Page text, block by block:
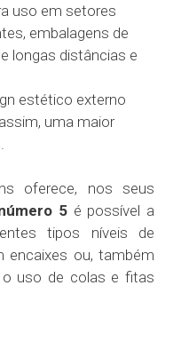
uso em setores
embalagens de
longas distâncias e
estético externo
uma maior
oferece, nos seus
5é possível a
tipos níveis de
encaixes ou, também
uso de colas e fitas